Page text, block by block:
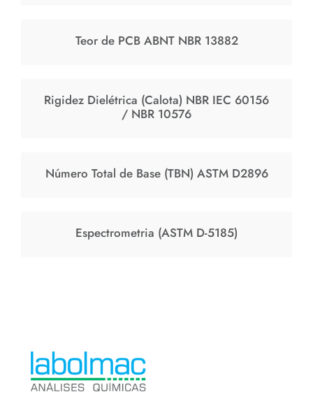
Teor de PCB ABNT NBR 13882
Rigidez Dielétrica (Calota) NBR IEC 60156
/ NBR 10576
Número Total de Base (TBN) ASTM D2896
Espectrometria (ASTM D-5185)